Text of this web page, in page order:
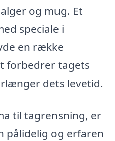
og mug. Et
speciale i
en række
forbedrer tagets
dets levetid.
til tagrensning, er
pålidelig og erfaren